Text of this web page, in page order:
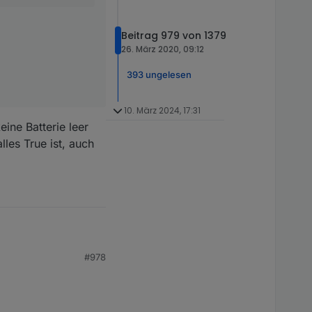
Batterie leer
True ist, auch
kann man die tabelle
#978
Beitrag 979 von 1379
26. März 2020, 09:12
393 ungelesen
10. März 2024, 17:31